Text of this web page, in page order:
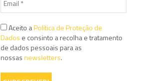
Aceito aPolítica de Proteção de
Dados e consinto a recolha e tratamento
de dados pessoais para as
nossasnewsletters.